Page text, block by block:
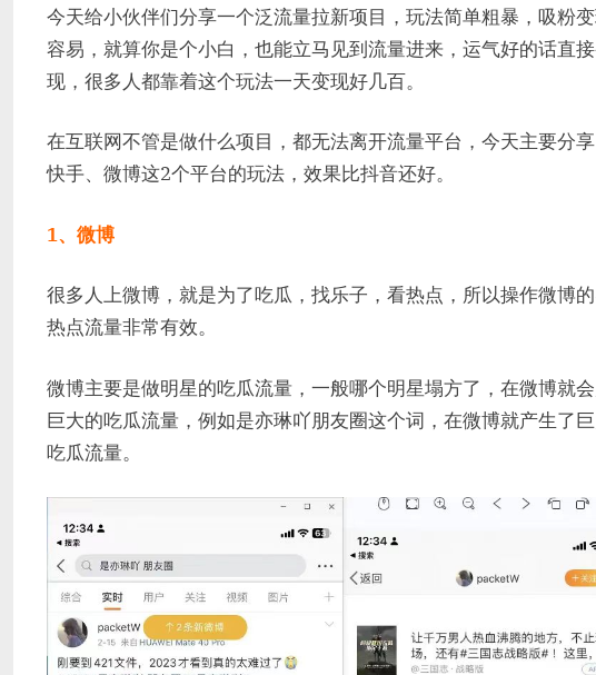
免
费
自
流
量
暴
助
赚
APP
拉
今天给小伙伴们分享一个泛流量拉新项目，玩法简单粗暴，吸粉
容易，就算你是个小白，也能立马见到流量进来，运气好的话直
现，很多人都靠着这个玩法一天变现好几百。
在互联网不管是做什么项目，都无法离开流量平台，今天主要分
快手、微博这2个平台的玩法，效果比抖音还好。
1、微博
很多人上微博，就是为了吃瓜，找乐子，看热点，所以操作微博
热点流量非常有效。
微博主要是做明星的吃瓜流量，一般哪个明星塌方了，在微博就
巨大的吃瓜流量，例如是亦琳吖朋友圈这个词，在微博就产生了
吃瓜流量。